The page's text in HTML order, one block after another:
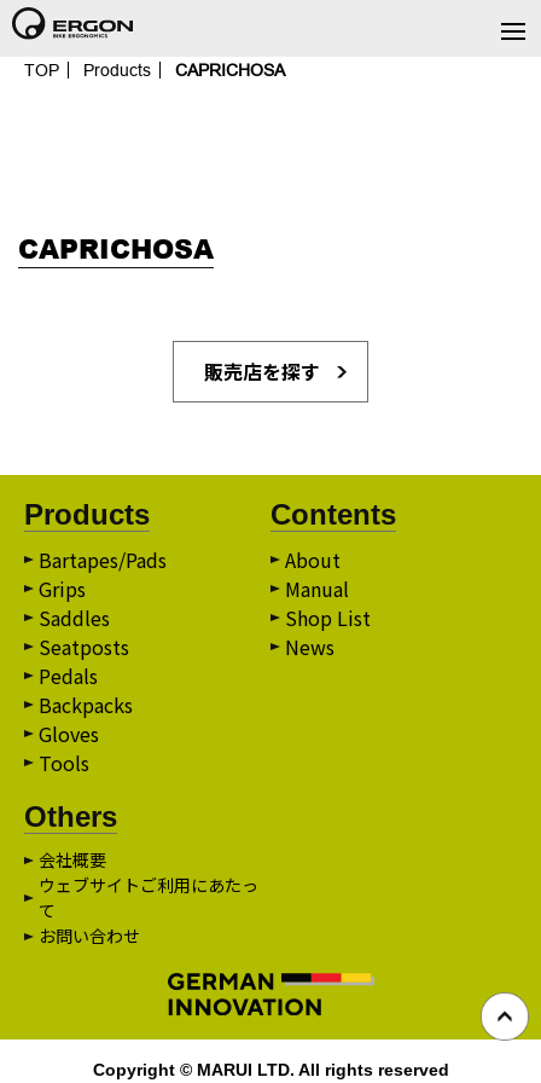
TOP Products CAPRICHOSA
CAPRICHOSA
販売店を探す
Products
Bartapes/Pads
Grips
Saddles
Seatposts
Pedals
Backpacks
Gloves
Tools
Contents
About
Manual
Shop List
News
Others
会社概要
ウェブサイトご利用にあたっ
て
お問い合わせ
Copyright © MARUI LTD. All rights reserved